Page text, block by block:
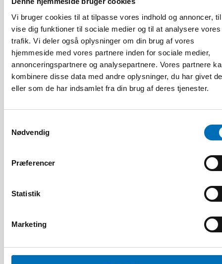
Vi bruger cookies til at tilpasse vores indhold og annoncer,
vise dig funktioner til sociale medier og til at analysere vores
trafik. Vi deler også oplysninger om din brug af vores
hjemmeside med vores partnere inden for sociale medier,
annonceringspartnere og analysepartnere. Vores partnere
kombinere disse data med andre oplysninger, du har givet
eller som de har indsamlet fra din brug af deres tjenester.
Nødvendig
Præferencer
Statistik
Marketing
9 apr 2026
Funksjonshinderspørsmål – Årsrapport 2025